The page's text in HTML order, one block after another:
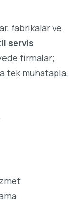
fabrikalar ve
servis
firmalar;
tek muhatapla,